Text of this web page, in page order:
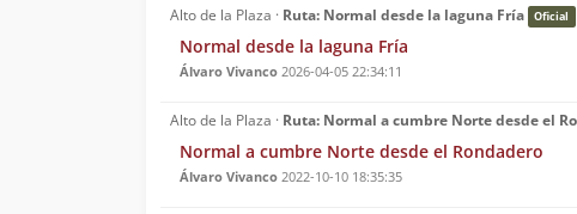
Alto de la Plaza · Ruta: Normal desde la laguna Fría Oficial
Normal desde la laguna Fría
Álvaro Vivanco 2026-04-05 22:34:11
Alto de la Plaza · Ruta: Normal a cumbre Norte desde el
Normal a cumbre Norte desde el Rondadero
Álvaro Vivanco 2022-10-10 18:35:35